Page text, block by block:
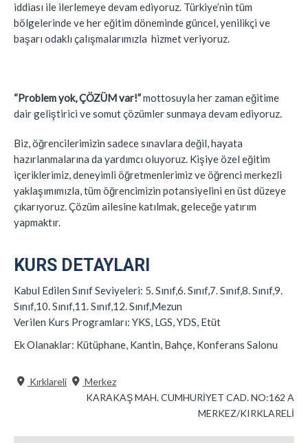
iddiası ile ilerlemeye devam ediyoruz. Türkiye’nin tüm
bölgelerinde ve her eğitim döneminde güncel, yenilikçi ve
başarı odaklı çalışmalarımızla hizmet veriyoruz.
“Problem yok, ÇÖZÜM var!”mottosuyla her zaman eğitime
dair geliştirici ve somut çözümler sunmaya devam ediyoruz.
Biz, öğrencilerimizin sadece sınavlara değil, hayata
hazırlanmalarına da yardımcı oluyoruz. Kişiye özel eğitim
içeriklerimiz, deneyimli öğretmenlerimiz ve öğrenci merkezli
yaklaşımımızla, tüm öğrencimizin potansiyelini en üst düzeye
çıkarıyoruz. Çözüm ailesine katılmak, geleceğe yatırım
yapmaktır.
KURS DETAYLARI
Kabul Edilen Sınıf Seviyeleri: 5. Sınıf,6. Sınıf,7. Sınıf,8. Sınıf,9.
Sınıf,10. Sınıf,11. Sınıf,12. Sınıf,Mezun
Verilen Kurs Programları: YKS, LGS, YDS, Etüt
Ek Olanaklar: Kütüphane, Kantin, Bahçe, Konferans Salonu
Kırklareli
Merkez
KARAKAŞ MAH. CUMHURİYET CAD. NO:162 A
MERKEZ/KIRKLARELİ